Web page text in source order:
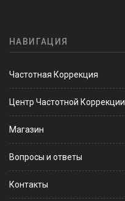
НАВИГАЦИЯ
Частотная Коррекция
Центр Частотной Коррекции
Магазин
Вопросы и ответы
Контакты